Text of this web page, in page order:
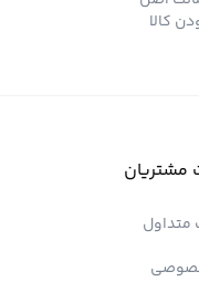
کالا
مشتریان
متداول